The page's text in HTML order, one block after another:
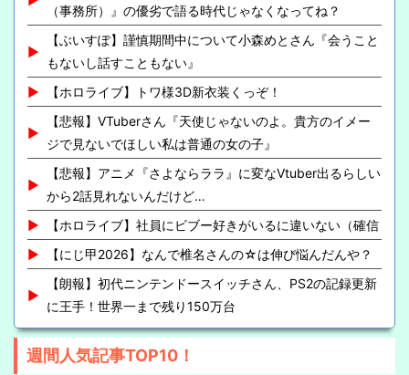
（事務所）』の優劣で語る時代じゃなくなってね？
【ぶいすぽ】謹慎期間中について小森めとさん『会うこと
もないし話すこともない』
【ホロライブ】トワ様3D新衣装くっぞ！
【悲報】VTuberさん『天使じゃないのよ。貴方のイメー
ジで見ないでほしい私は普通の女の子』
【悲報】アニメ『さよならララ』に変なVtuber出るらしい
から2話見れないんだけど…
【ホロライブ】社員にビブー好きがいるに違いない（確信
【にじ甲2026】なんで椎名さんの☆は伸び悩んだんや？
【朗報】初代ニンテンドースイッチさん、PS2の記録更新
に王手！世界一まで残り150万台
週間人気記事TOP10！